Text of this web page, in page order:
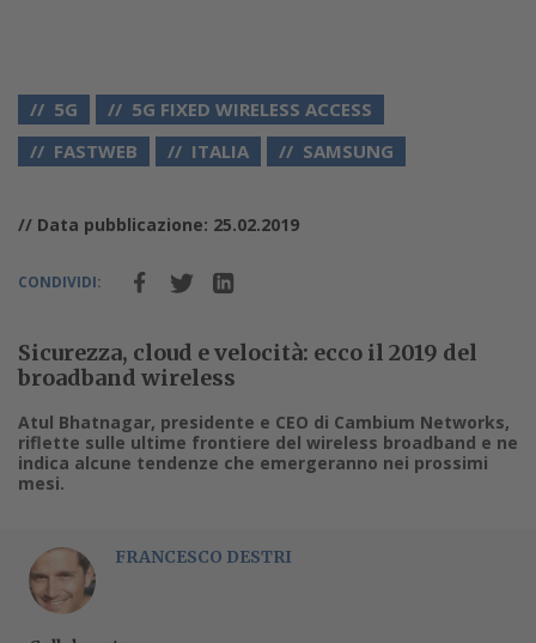
5G
5G FIXED WIRELESS ACCESS
FASTWEB
ITALIA SAMSUNG
// Data pubblicazione: 25.02.2019
CONDIVIDI:
Sicurezza, cloud e velocità: ecco il 2019 del
broadband wireless
Atul Bhatnagar, presidente e CEO di Cambium Networks,
riflette sulle ultime frontiere del wireless broadband e ne
indica alcune tendenze che emergeranno nei prossimi
mesi.
FRANCESCO DESTRI